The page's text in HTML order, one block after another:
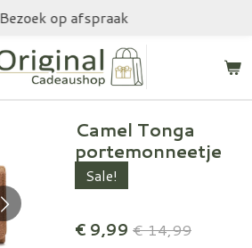
Bezoek op afspraak
Camel Tonga
portemonneetje
Sale!
€ 9,99 € 14,99